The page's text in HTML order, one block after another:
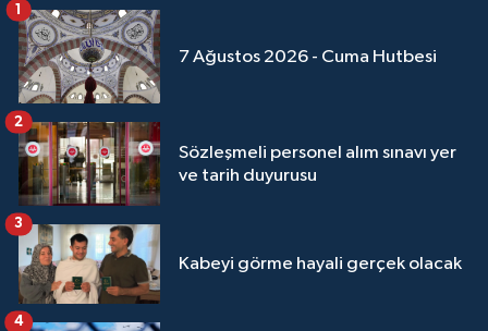
7 Ağustos 2026 - Cuma Hutbesi
1
Sözleşmeli personel alım sınavı yer
ve tarih duyurusu
2
Kabeyi görme hayali gerçek olacak
3
4